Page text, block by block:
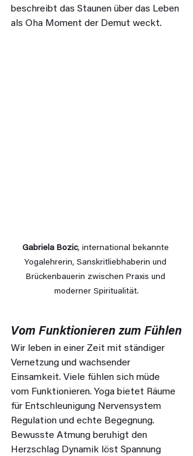
beschreibt das Staunen über das Leben
als Oha Moment der Demut weckt.
Gabriela Bozic, international bekannte
Yogalehrerin, Sanskritliebhaberin und
Brückenbauerin zwischen Praxis und
moderner Spiritualität.
Vom Funktionieren zum Fühlen
Wir leben in einer Zeit mit ständiger
Vernetzung und wachsender
Einsamkeit. Viele fühlen sich müde
vom Funktionieren. Yoga bietet Räume
für Entschleunigung Nervensystem
Regulation und echte Begegnung.
Bewusste Atmung beruhigt den
Herzschlag Dynamik löst Spannung